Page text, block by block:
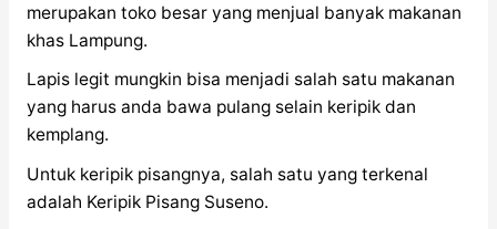
merupakan toko besar yang menjual banyak makanan
khas Lampung.
Lapis legit mungkin bisa menjadi salah satu makanan
yang harus anda bawa pulang selain keripik dan
kemplang.
Untuk keripik pisangnya, salah satu yang terkenal
adalah Keripik Pisang Suseno.